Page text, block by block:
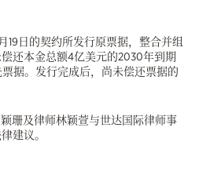
19日的契约所发行原票据，整合并组
还本金总额4亿美元的2030年到期
据。发行完成后，尚未偿还票据的
珊及律师林颖萱与世达国际律师事
建议。